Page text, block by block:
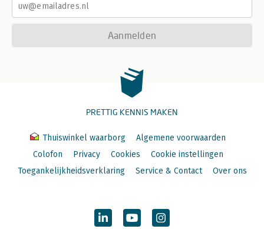
Aanmelden
PRETTIG KENNIS MAKEN
Thuiswinkel waarborg
Algemene voorwaarden
Colofon
Privacy Cookies
Cookie instellingen
Toegankelijkheidsverklaring
Service & Contact Over ons